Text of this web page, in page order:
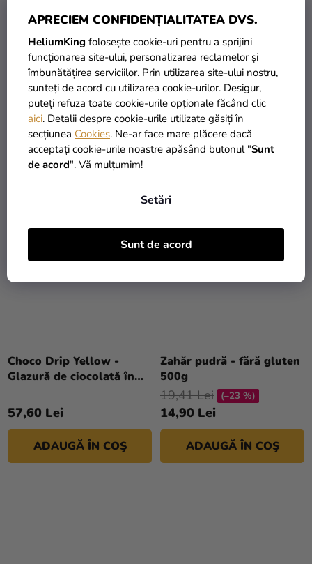
APRECIEM CONFIDENȚIALITATEA DVS.
HeliumKing folosește cookie-uri pentru a sprijini
funcționarea site-ului, personalizarea reclamelor și
îmbunătățirea serviciilor. Prin utilizarea site-ului nostru,
sunteți de acord cu utilizarea cookie-urilor. Desigur,
puteți refuza toate cookie-urile opționale făcând clic
aici. Detalii despre cookie-urile utilizate găsiți în
secțiunea Cookies. Ne-ar face mare plăcere dacă
acceptați cookie-urile noastre apăsând butonul "Sunt
de acord". Vă mulțumim!
Setări
Sunt de acord
Choco Drip Red - Glazură
de ciocolată roșie în tub
180 g
61,90 Lei
ADAUGĂ ÎN COŞ
Choco Drip Spring Green
- Glazură de ciocolată
verde în tub 180 g
61,90 Lei
Choco Drip Yellow -
Glazură de ciocolată în
57,60 Lei
ADAUGĂ ÎN COŞ
Zahăr pudră - fără gluten
500g
14,90 Lei
19,41 Lei (–23 %)
ADAUGĂ ÎN COŞ